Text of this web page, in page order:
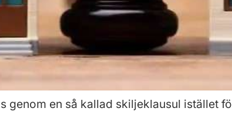
genom en så kallad skiljeklausul istället